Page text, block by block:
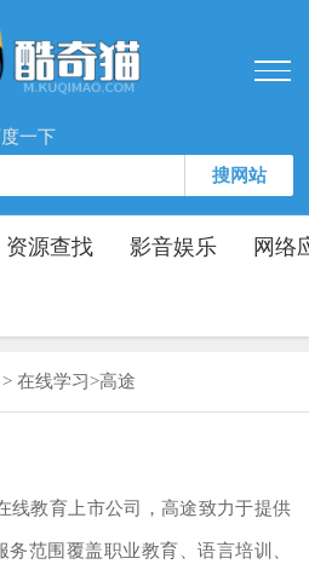
一下
搜网站
资源查找 影音娱乐 网络
> 在线学习>高途
线教育上市公司，高途致力于提供
范围覆盖职业教育、语言培训、